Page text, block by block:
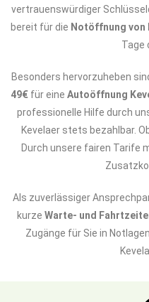
vertrauenswürdiger
bereit für die Notöffnung von
Tage
Besonders hervorzuheben
49€für eine Autoöffnung
professionelle Hilfe durch
Kevelaer stets bezahlbar.
Durch unsere fairen Tarife
Als zuverlässiger
kurze Warte- und
Zugänge für Sie in